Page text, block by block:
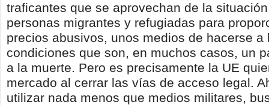
traficantes que se aprovechan de la
personas migrantes y refugiadas para
precios abusivos, unos medios de hacerse a
condiciones que son, en muchos casos, un
a la muerte. Pero es precisamente la UE
mercado al cerrar las vías de acceso legal.
utilizar nada menos que medios militares,